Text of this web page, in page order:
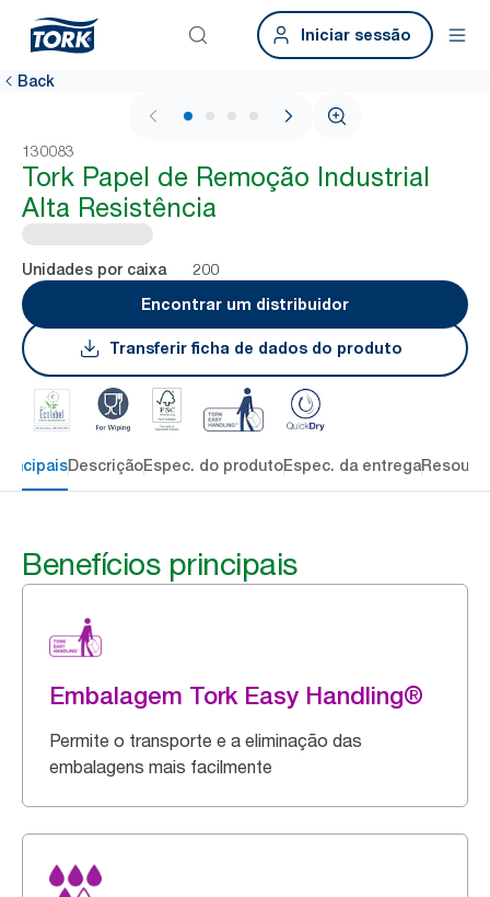
Iniciar sessão
Back
1 / 4
130083
Tork Papel de Remoção Industrial
Alta Resistência
Unidades por caixa
200
Encontrar um distribuidor
Transferir ficha de dados do produto
DescriçãoEspec. do produtoEspec. da entrega
Benefícios principais
Embalagem Tork Easy Handling®
Permite o transporte e a eliminação das
embalagens mais facilmente